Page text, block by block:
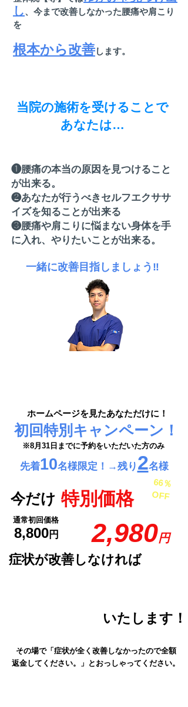
し、今まで改善しなかった腰痛や肩こり
を
根本から改善します。​
当院の施術を受けることで
あなたは…
❶腰痛の本当の原因を見つけること
が出来る。
❷あなたが行うべきセルフエクササ
イズを知ることが出来る
❸腰痛や肩こりに悩まない身体を手
に入れ、やりたいことが出来る。
​一緒に改善目指しましょう‼
​初回特別キャンペーン！
※8月31日までに予約をいただいた方のみ
ホームページを見たあなただけに！
通常初回価格
​先着​10名様限定！→残り 2名様
8,800円
特別価格
2,980円
症状が改善しなければ
いたします！
​今だけ
66％
OFF
その場で「症状が全く改善しなかったので全額
返金してください。」とおっしゃってください。